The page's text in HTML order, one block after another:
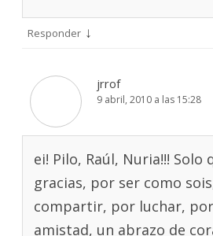
Responder ↓
jrrof
9 abril, 2010 a las 15:28
ei! Pilo, Raúl, Nuria!!! Solo
gracias, por ser como
compartir, por luchar,
amistad, un abrazo de